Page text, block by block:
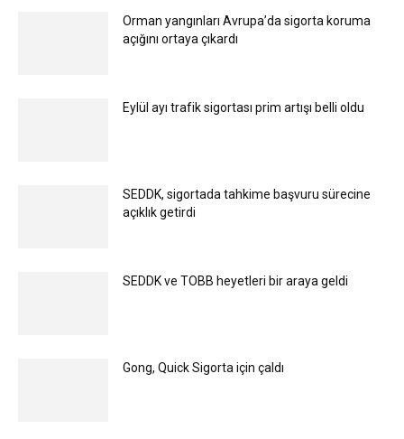
Orman yangınları Avrupa’da sigorta koruma
açığını ortaya çıkardı
Eylül ayı trafik sigortası prim artışı belli oldu
SEDDK, sigortada tahkime başvuru sürecine
açıklık getirdi
SEDDK ve TOBB heyetleri bir araya geldi
Gong, Quick Sigorta için çaldı